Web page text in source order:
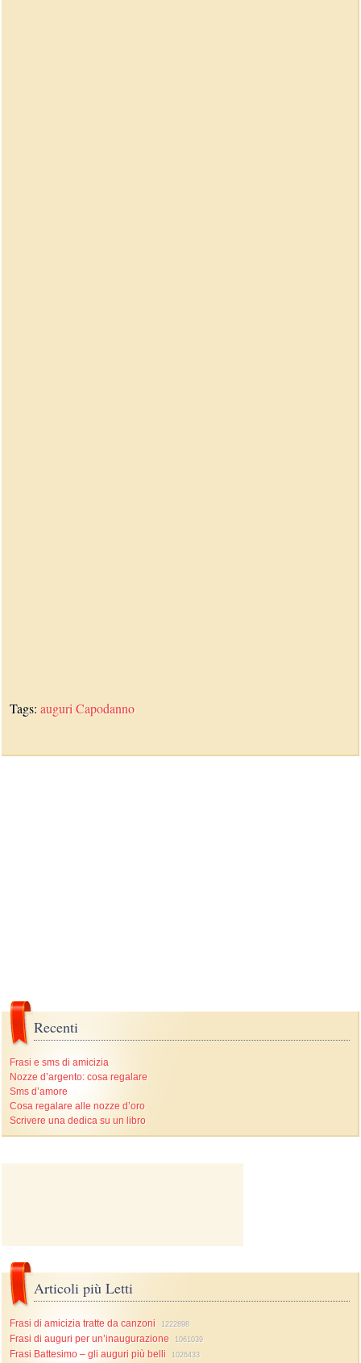
Tags:auguri Capodanno
Recenti
Frasi e sms di amicizia
Nozze d’argento: cosa regalare
Sms d’amore
Cosa regalare alle nozze d’oro
Scrivere una dedica su un libro
Articoli più Letti
Frasi di amicizia tratte da canzoni 1222898
Frasi di auguri per un’inaugurazione 1061039
Frasi Battesimo – gli auguri più belli 1026433